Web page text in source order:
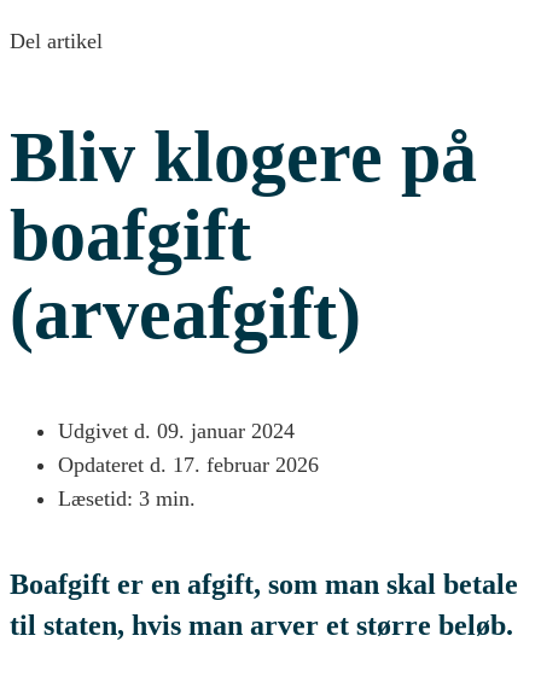
Del artikel
Bliv klogere på
boafgift
(arveafgift)
Udgivet d. 09. januar 2024
Opdateret d. 17. februar 2026
Læsetid: 3 min.
Boafgift er en afgift, som man skal betale
til staten, hvis man arver et større beløb.